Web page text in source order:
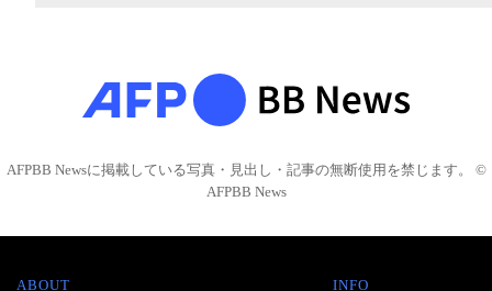
AFPBB Newsに掲載している写真・見出し・記事の無断使用を禁じます。 ©
AFPBB News
ABOUT INFO